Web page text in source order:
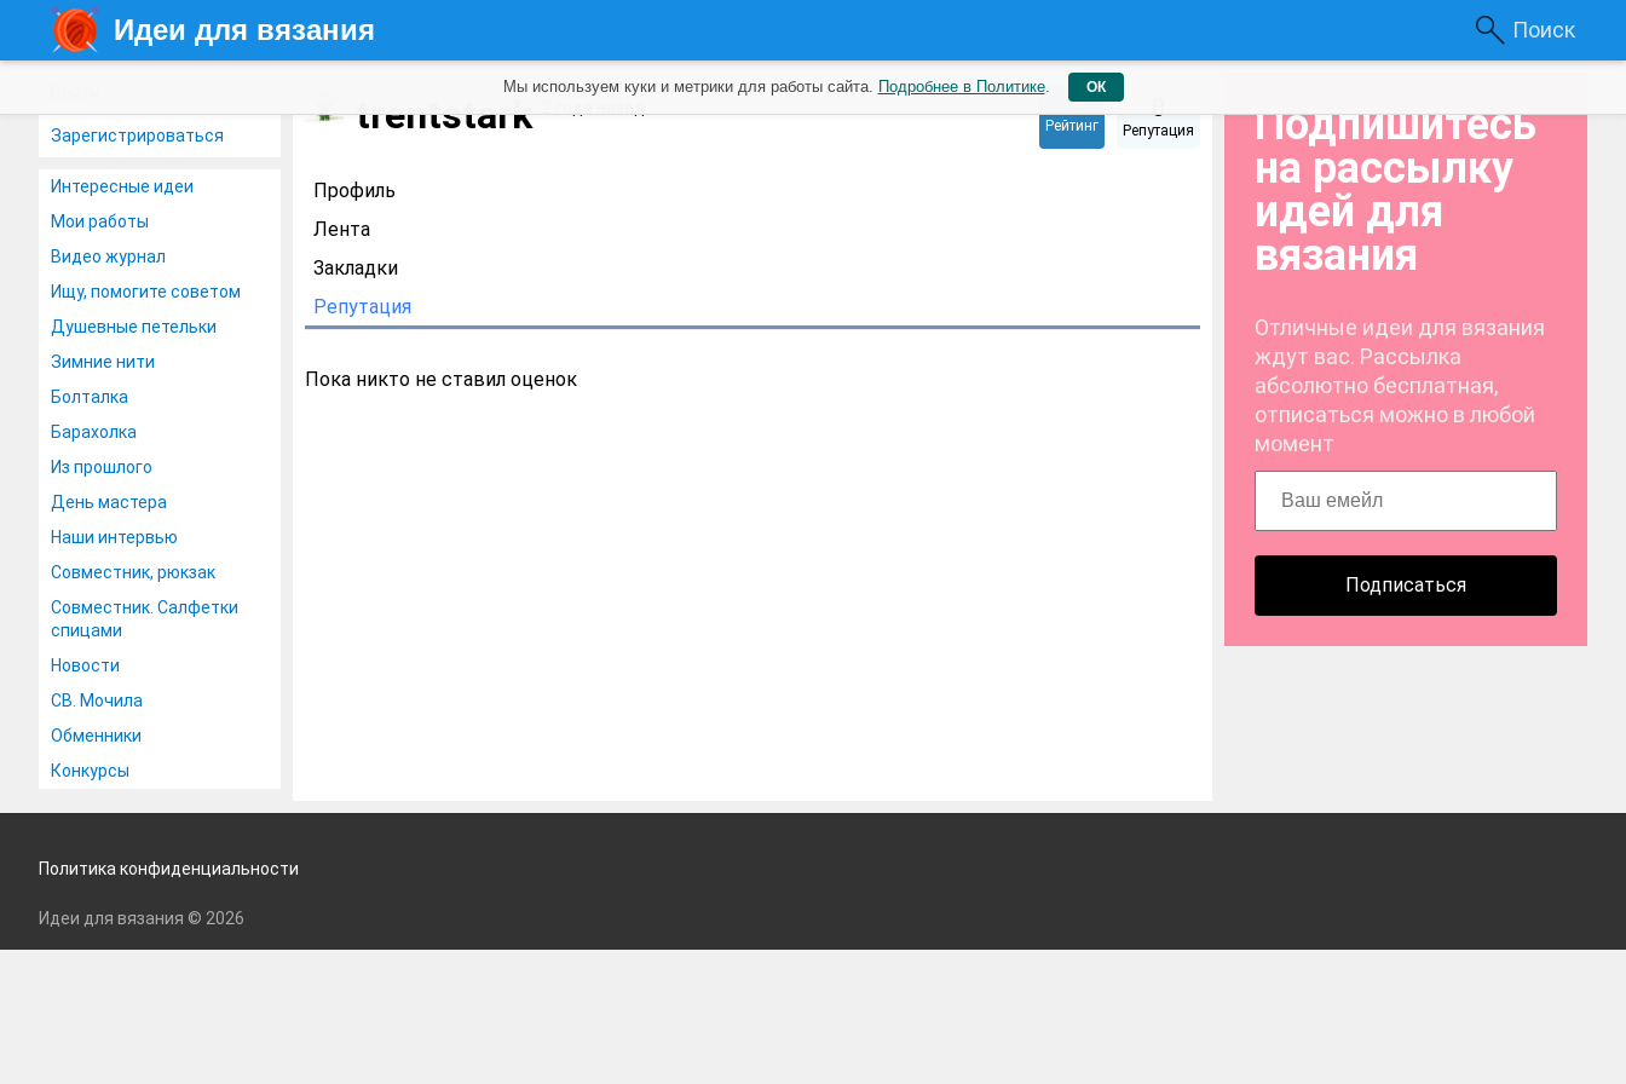
Идеи для вязания Поиск
Зарегистрироваться
Интересные идеи
Мои работы
Видео журнал
Ищу, помогите советом
Душевные петельки
Зимние нити
Болталка
Барахолка
Из прошлого
День мастера
Наши интервью
Совместник, рюкзак
Совместник. Салфетки
спицами
Новости
СВ. Мочила
Обменники
Конкурсы
trentstark 0
Рейтинг
0
Репутация
Профиль
Лента
Закладки
Репутация
Пока никто не ставил оценок
Подпишитесь
на рассылку
идей для
вязания
Отличные идеи для вязания
ждут вас. Рассылка
абсолютно бесплатная,
отписаться можно в любой
момент
Подписаться
Мы используем куки и метрики для работы сайта. Подробнее в Политике. ОК
Политика конфиденциальности
Идеи для вязания © 2026